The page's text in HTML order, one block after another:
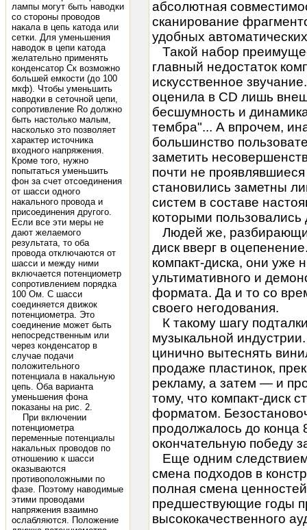
лампы могут быть наводки
со стороны проводов
накала в цепь катода или
сетки. Для уменьшения
наводок в цепи катода
желательно применять
конденсатор Ск возможно
большей емкости (до 100
мкф). Чтобы уменьшить
наводки в сеточной цепи,
сопротивление Ro должно
быть настолько малым,
насколько это позволяет
характер источника
входного напряжения.
Кроме того, нужно
попытаться уменьшить
фон за счет отсоединения
от шасси одного
накального провода и
присоединения другого.
Если все эти меры не
дают желаемого
результата, то оба
провода отключаются от
шасси и между ними
включается потенциометр
сопротивлением порядка
100 Ом. С шасси
соединяется движок
потенциометра. Это
соединение может быть
непосредственным или
через конденсатор в
случае подачи
положительного
потенциала в накальную
цепь. Оба варианта
уменьшения фона
показаны на рис. 2.
При включении
потенциометра
переменные потенциалы
накальных проводов по
отношению к шасси
оказываются
противоположными по
фазе. Поэтому наводимые
этими проводами
напряжения взаимно
ослабляются. Положение
абсолютная
сканирование
удобных
Такой набор
главный недостаток
искусственное
оценила в CD лишь
бесшумность и
тембра"... А впрочем,
большинство
заметить
почти не
становились заметны
систем в составе
которыми пользовались
Людей же,
диск вверг в
компакт-диска, они уже
ультимативного и
формата. Да и то со
своего негодования.
К такому шагу
музыкальной
цинично вытеснять
продаже пластинок,
рекламу, а затем — и
тому, что компакт-диск
форматом.
продолжалось до конца
окончательную победу
Еще одним следствием
смена подходов в
полная смена
предшествующие годы
высококачественного